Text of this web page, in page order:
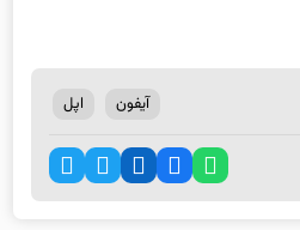
آیفون اپل